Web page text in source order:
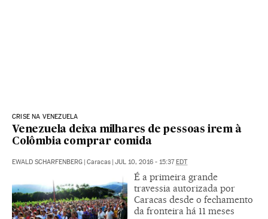
CRISE NA VENEZUELA
Venezuela deixa milhares de pessoas irem à
Colômbia comprar comida
EWALD SCHARFENBERG Caracas JUL 10, 2016 - 15:37 EDT
É a primeira grande
travessia autorizada por
Caracas desde o fechamento
da fronteira há 11 meses